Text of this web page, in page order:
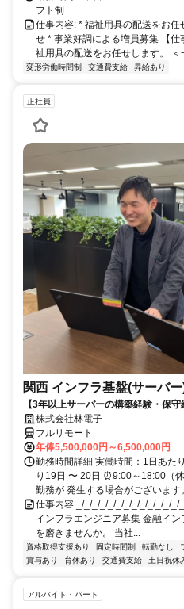
フト制
仕事内容: * 福祉用具の配送をお
せ * 事業好調による増員募集 【
祉用具の配送をお任せします。
変形労働時間制 交通費支給 昇給あり
正社員
関西 インフラ基盤(サーバ
【3年以上サーバーの構築経験・保
株式会社林電子
フルリモート
年俸5,500,000円～6,500,000円
勤務時間詳細 実働時間：1日あた
り19日 〜 20日 ⏰9:00～18:00（
勤務が 発生する場合がございます。
仕事内容 _/_/_/_/_/_/_/_/_/_/_/_/_/
インフラエンジニア募集 金融イ
を磨きませんか。 当社...
資格取得支援あり 固定時間制 転勤なし
賞与あり
育休あり 交通費支給 土日祝休
アルバイト・パート